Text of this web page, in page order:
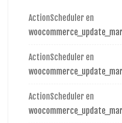
ActionScheduler en
ActionScheduler en
ActionScheduler en